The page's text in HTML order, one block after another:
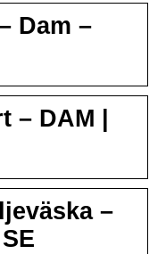
Dam –
– DAM |
–